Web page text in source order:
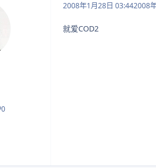
0誉积分
2008年1月28日 03:442008
就爱COD2